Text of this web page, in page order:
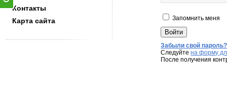
Контакты
Карта сайта
Запомнить меня
Забыли свой пароль?
Следуйтена форму
После получения